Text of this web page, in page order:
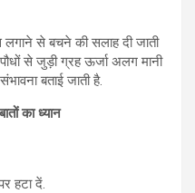
लगाने से बचने की सलाह दी जाती
से जुड़ी ग्रह ऊर्जा अलग मानी
बताई जाती है.
का ध्यान
हटा दें.